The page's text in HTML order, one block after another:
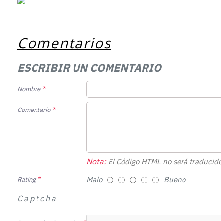
Comentarios
ESCRIBIR UN COMENTARIO
Nombre
Comentario
Nota:El Código HTML no será
Rating Malo Bueno
Captcha